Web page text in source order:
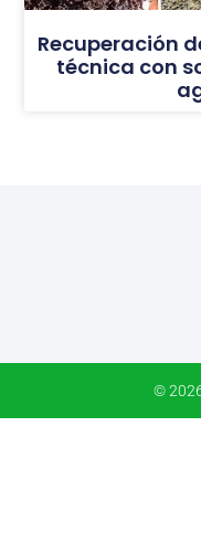
Recuperación
técnica con
©